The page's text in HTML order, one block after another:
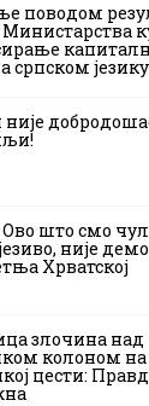
поводом
српском језику
није
што смо
није
Хрватској
злочина над
колоном на
цести: